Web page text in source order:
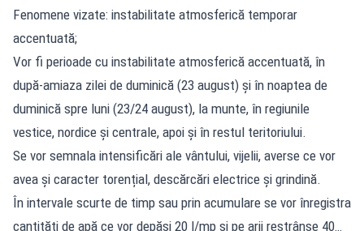
Fenomene vizate: instabilitate atmosferică temporar
accentuată;
Vor fi perioade cu instabilitate atmosferică accentuată, în
după-amiaza zilei de duminică (23 august) și în noaptea de
duminică spre luni (23/24 august), la munte, în regiunile
vestice, nordice și centrale, apoi și în restul teritoriului.
Se vor semnala intensificări ale vântului, vijelii, averse ce vor
avea și caracter torențial, descărcări electrice și grindină.
În intervale scurte de timp sau prin acumulare se vor înregistra
cantități de apă ce vor depăși 20 l/mp și pe arii restrânse 40…